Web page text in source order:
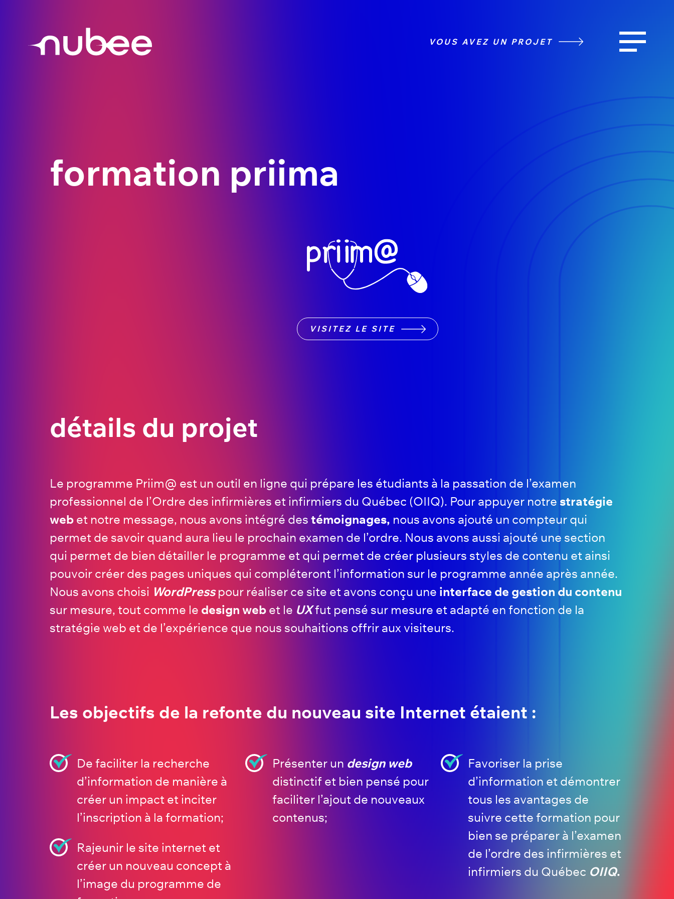
VOUS AVEZ UN PROJET
formation priima
VISITEZ LE SITE
détails du projet
Le programme Priim@ est un outil en ligne qui prépare les étudiants à la passation de l’examen
professionnel de l’Ordre des infirmières et infirmiers du Québec (OIIQ). Pour appuyer notre stratégie
webet notre message, nous avons intégré des témoignages, nous avons ajouté un compteur qui
permet de savoir quand aura lieu le prochain examen de l’ordre. Nous avons aussi ajouté une section
qui permet de bien détailler le programme et qui permet de créer plusieurs styles de contenu et ainsi
pouvoir créer des pages uniques qui compléteront l’information sur le programme année après année.
Nous avons choisi WordPresspour réaliser ce site et avons conçu une interface de gestion du contenu
sur mesure, tout comme le design webet le UXfut pensé sur mesure et adapté en fonction de la
stratégie web et de l’expérience que nous souhaitions offrir aux visiteurs.
Les objectifs de la refonte du nouveau site Internet étaient :
De faciliter la recherche
d’information de manière à
créer un impact et inciter
l’inscription à la formation;
Rajeunir le site internet et
créer un nouveau concept à
l’image du programme de
Présenter un design web
distinctif et bien pensé pour
faciliter l’ajout de nouveaux
contenus;
Favoriser la prise
d’information et démontrer
tous les avantages de
suivre cette formation pour
bien se préparer à l’examen
de l’ordre des infirmières et
infirmiers du Québec OIIQ.